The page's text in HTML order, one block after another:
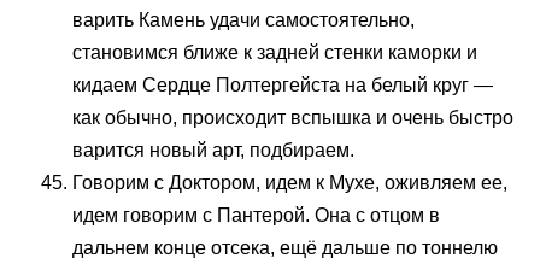
варить Камень удачи самостоятельно,
становимся ближе к задней стенки каморки и
кидаем Сердце Полтергейста на белый круг —
как обычно, происходит вспышка и очень быстро
варится новый арт, подбираем.
Говорим с Доктором, идем к Мухе, оживляем ее,
идем говорим с Пантерой. Она с отцом в
дальнем конце отсека, ещё дальше по тоннелю